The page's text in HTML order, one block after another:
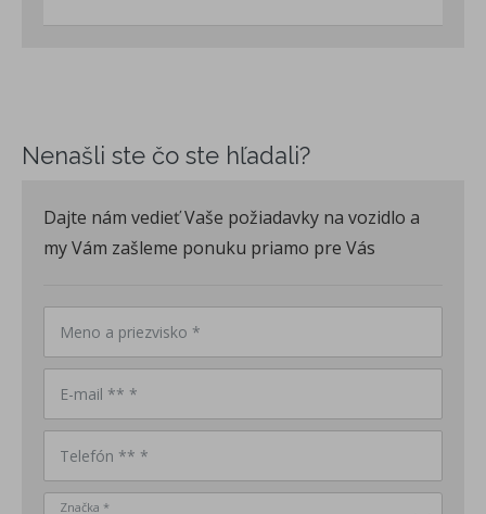
Nenašli ste čo ste hľadali?
Dajte nám vedieť Vaše požiadavky na vozidlo a
my Vám zašleme ponuku priamo pre Vás
Meno a priezvisko *
E-mail ** *
Telefón ** *
Značka *